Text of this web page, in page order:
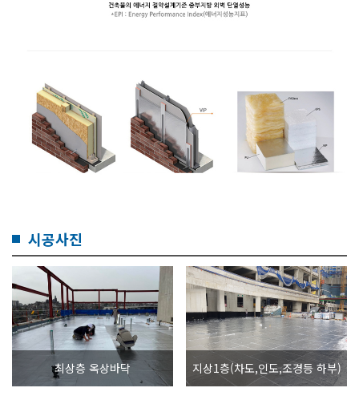
시공사진
최상층 옥상바닥 지상1층(차도,인도,조경등 하부)